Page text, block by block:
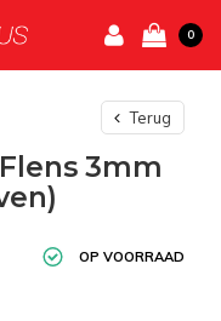
0
Terug
3mm
OP VOORRAAD